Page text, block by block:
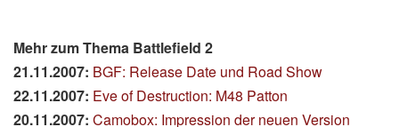
Mehr zum Thema Battlefield 2
21.11.2007: BGF: Release Date und Road Show
22.11.2007: Eve of Destruction: M48 Patton
20.11.2007: Camobox: Impression der neuen Version